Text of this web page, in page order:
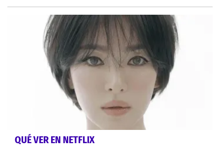
QUÉ VER EN NETFLIX